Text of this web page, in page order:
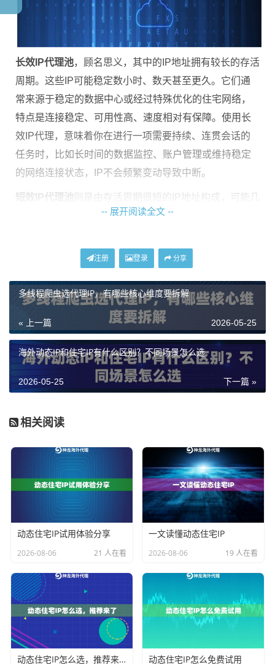
长效IP代理池，顾名思义，其中的IP地址拥有较长的存活
周期。这些IP可能稳定数小时、数天甚至更久。它们通
常来源于稳定的数据中心或经过特殊优化的住宅网络，
特点是连接稳定、可用性高、速度相对有保障。使用长
效IP代理，意味着你在进行一项需要持续、连贯会话的
任务时，比如长时间的数据监控、账户管理或维持稳定
的网络连接状态，IP不会频繁变动导致中断。
短效IP代理池
则是由存活周期很短的IP地址构成，可能几
分钟到一小时就会更换一次。这类IP池的规模往往非常
和分散性，非常适合用于那些需要高频率更换IP以避免
被目标服务器识别和封锁的场景，例如大规模、高并发
的数据采集任务。
长效池与短效池的鲜明特点对比
为了更清晰地展示两者的差异，我们可以从几个关键维
特点
高
场景
需要稳定会话的任务、账
户维护、长期在线业务
大规模数据采集、高
频访问、避免封禁
相对较高
相对较低，利于规模
化使用
业务
性
优秀，适合长时间作业
一般，需配合自动切
管理
复杂
度
较低，IP变动少
较高，需要处理频繁
的IP更替
从这个表格可以看出，长效IP代理和短效IP代理并非孰优
孰劣，而是各有其不可替代的战场。选择哪种类型的代
-- 展开阅读全文 --
注册 登录 分享
多线程爬虫选代理IP，有哪些核心维度要拆解
« 上一篇 2026-05-25
海外动态IP和住宅IP有什么区别？不同场景怎么选
下一篇 »
2026-05-25
相关阅读
动态住宅IP试用体验分享
2026-08-06 21 人在看
一文读懂动态住宅IP
2026-08-06 19 人在看
动态住宅IP怎么选，推荐来了 动态住宅IP怎么免费试用